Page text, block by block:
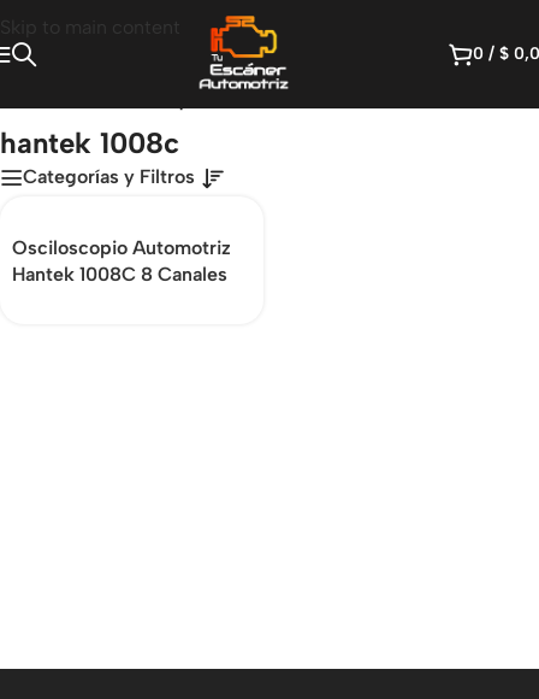
Skip to main content
0 / $
hantek 1008c
Categorías y Filtros
Osciloscopio Automotriz
Hantek 1008C 8 Canales